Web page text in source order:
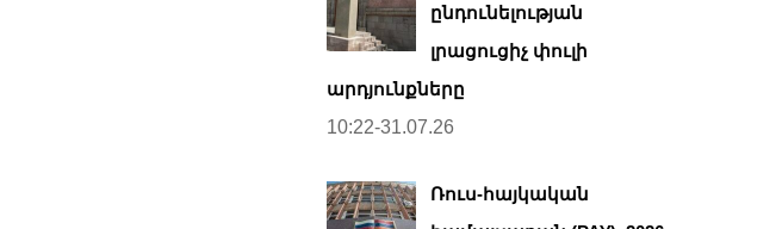
ընդունելության
լրացուցիչ փուլի
արդյունքները
10:22-31.07.26
Ռուս-հայկական